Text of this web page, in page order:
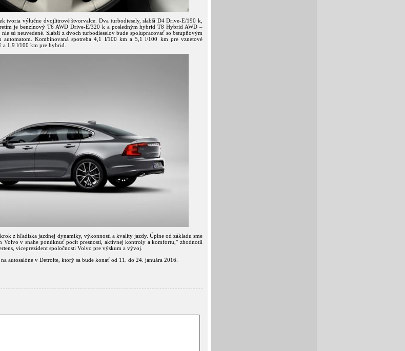
tvoria výlučne dvojlitrové štvorvalce. Dva turbodiesely, slabší D4 Drive-E/190 k,
je benzínový T6 AWD Drive-E/320 k a posledným hybrid T8 Hybrid AWD –
sú neuvedené. Slabší z dvoch turbodieselov bude spolupracovať so 6stupňovým
automatom. Kombinovaná spotreba 4,1 l/100 km a 5,1 l/100 km pre vznetové
1,9 l/100 km pre hybrid.
z hľadiska jazdnej dynamiky, výkonnosti a kvality jazdy. Úplne od základu sme
Volvo v snahe ponúknuť pocit presnosti, aktívnej kontroly a komfortu," zhodnotil
viceprezident spoločnosti Volvo pre výskum a vývoj.
autosalóne v Detroite, ktorý sa bude konať od 11. do 24. januára 2016.